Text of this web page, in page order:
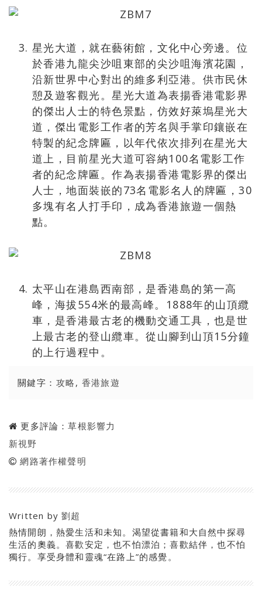
星光大道，就在藝術館，文化中心旁邊。位
於香港九龍尖沙咀東部的尖沙咀海濱花園，
沿新世界中心對出的維多利亞港。供市民休
憩及遊客觀光。星光大道為表揚香港電影界
的傑出人士的特色景點，仿效好萊塢星光大
道，傑出電影工作者的芳名與手掌印鑲嵌在
特製的紀念牌匾，以年代依次排列在星光大
道上，目前星光大道可容納100名電影工作
者的紀念牌匾。作為表揚香港電影界的傑出
人士，地面裝嵌的73名電影名人的牌匾，30
多塊有名人打手印，成為香港旅遊一個熱
點。
太平山在港島西南部，是香港島的第一高
峰，海拔554米的最高峰。1888年的山頂纜
車，是香港最古老的機動交通工具，也是世
上最古老的登山纜車。從山腳到山頂15分鐘
的上行過程中。
關鍵字： 攻略 , 香港旅遊
更多評論：草根影響力
新視野
網路著作權聲明
Written by劉超
熱情開朗，熱愛生活和未知。渴望從書籍和大自然中探尋
生活的奧義。喜歡安定，也不怕漂泊；喜歡結伴，也不怕
獨行。享受身體和靈魂“在路上”的感覺。